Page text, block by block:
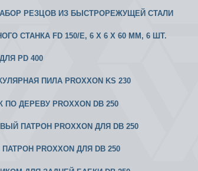
РЕЗЦОВ ИЗ БЫСТРОРЕЖУЩЕЙ СТАЛИ
СТАНКА FD 150/Е, 6 X 6 X 60 ММ, 6 ШТ.
PD 400
ПИЛА PROXXON KS 230
ДЕРЕВУ PROXXON DB 250
ПАТРОН PROXXON ДЛЯ DB 250
PROXXON ДЛЯ DB 250